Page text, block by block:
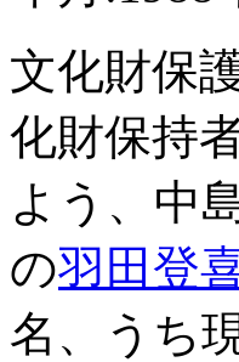
文化財保
化財保持
よう、中
の羽田登
名、うち